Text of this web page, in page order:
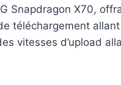
Snapdragon X70,
téléchargement allant
vitesses d’upload